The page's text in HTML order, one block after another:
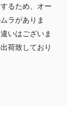
るため、オー
ラがありま
いはございま
荷致しており